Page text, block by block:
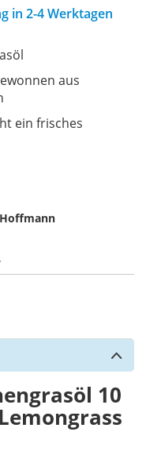
in 2-4 Werktagen
aus
ein frisches
10